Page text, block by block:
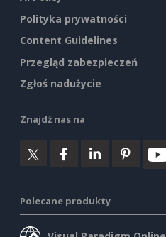
Polityka prywatności
Content Guidelines
Przegląd zabezpieczeń
Zgłoś nadużycie
Znajdź nas na
Polecane produkty